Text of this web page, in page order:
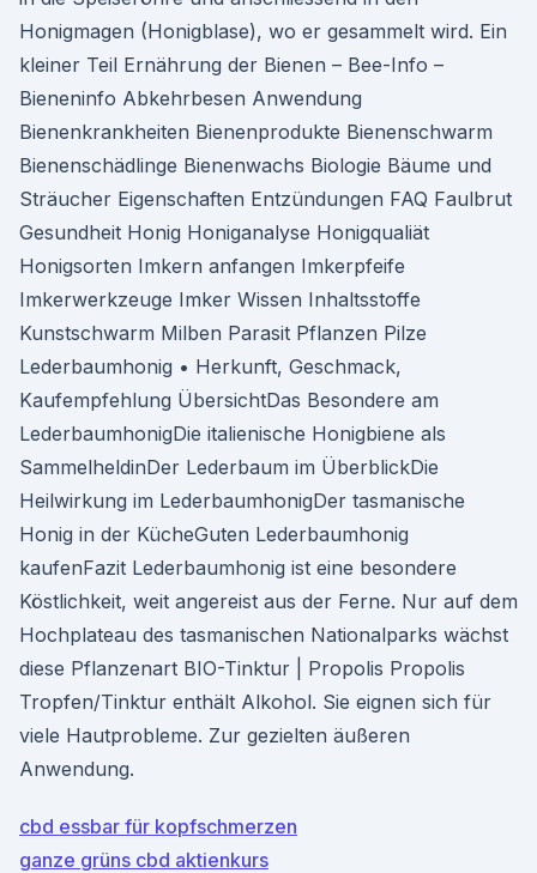
Honigmagen (Honigblase), wo er gesammelt wird. Ein
kleiner Teil Ernährung der Bienen – Bee-Info –
Bieneninfo Abkehrbesen Anwendung
Bienenkrankheiten Bienenprodukte Bienenschwarm
Bienenschädlinge Bienenwachs Biologie Bäume und
Sträucher Eigenschaften Entzündungen FAQ Faulbrut
Gesundheit Honig Honiganalyse Honigqualiät
Honigsorten Imkern anfangen Imkerpfeife
Imkerwerkzeuge Imker Wissen Inhaltsstoffe
Kunstschwarm Milben Parasit Pflanzen Pilze
Lederbaumhonig • Herkunft, Geschmack,
Kaufempfehlung ÜbersichtDas Besondere am
LederbaumhonigDie italienische Honigbiene als
SammelheldinDer Lederbaum im ÜberblickDie
Heilwirkung im LederbaumhonigDer tasmanische
Honig in der KücheGuten Lederbaumhonig
kaufenFazit Lederbaumhonig ist eine besondere
Köstlichkeit, weit angereist aus der Ferne. Nur auf dem
Hochplateau des tasmanischen Nationalparks wächst
diese Pflanzenart BIO-Tinktur | Propolis Propolis
Tropfen/Tinktur enthält Alkohol. Sie eignen sich für
viele Hautprobleme. Zur gezielten äußeren
Anwendung.
cbd essbar für kopfschmerzen
ganze grüns cbd aktienkurs